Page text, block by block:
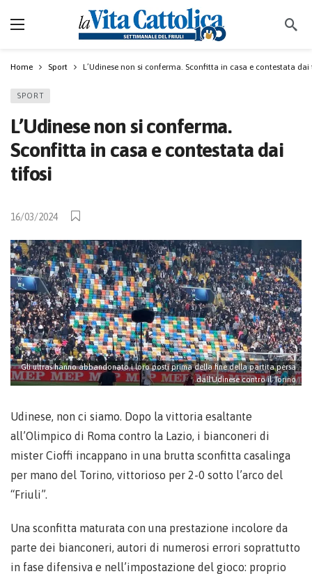
Home Sport L’Udinese non si conferma. Sconfitta in casa e contestata dai
SPORT
L’Udinese non si conferma.
Sconfitta in casa e contestata dai
tifosi
16/03/2024
Gli ultras hanno abbandonato i loro posti prima della fine della partita persa
dall'Udinese contro il Torino
Udinese, non ci siamo. Dopo la vittoria esaltante
all’Olimpico di Roma contro la Lazio, i bianconeri di
mister Cioffi incappano in una brutta sconfitta casalinga
per mano del Torino, vittorioso per 2-0 sotto l’arco del
“Friuli”.
Una sconfitta maturata con una prestazione incolore da
parte dei bianconeri, autori di numerosi errori soprattutto
in fase difensiva e nell’impostazione del gioco: proprio